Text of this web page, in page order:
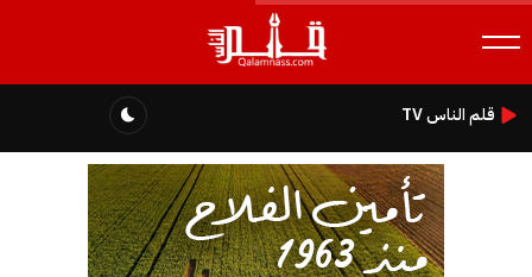
قلم الناس TV